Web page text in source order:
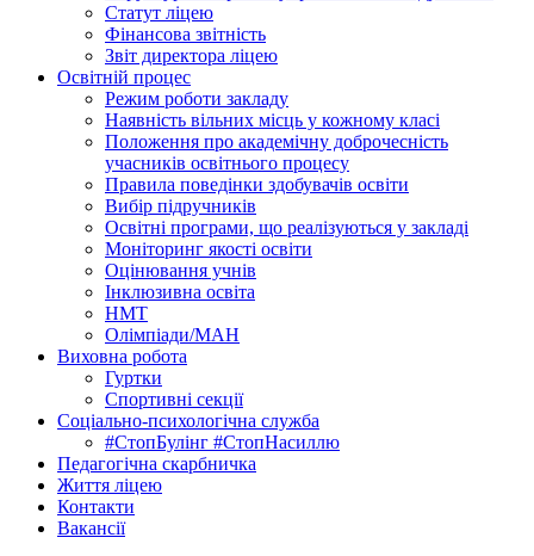
Статут ліцею
Фінансова звітність
Звіт директора ліцею
Освітній процес
Режим роботи закладу
Наявність вільних місць у кожному класі
Положення про академічну доброчесність
учасників освітнього процесу
Правила поведінки здобувачів освіти
Вибір підручників
Освітні програми, що реалізуються у закладі
Моніторинг якості освіти
Оцінювання учнів
Інклюзивна освіта
НМТ
Олімпіади/МАН
Виховна робота
Гуртки
Спортивні секції
Соціально-психологічна служба
#СтопБулінг #СтопНасиллю
Педагогічна скарбничка
Життя ліцею
Контакти
Вакансії